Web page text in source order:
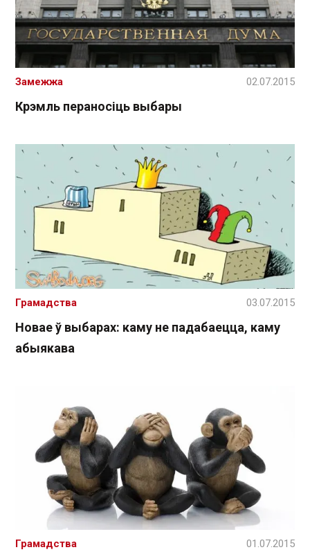
Крэмль пераносіць выбары
Замежжа 02.07.2015
Новае ў выбарах: каму не падабаецца, каму
абыякава
Грамадства 03.07.2015
Грамадства 01.07.2015